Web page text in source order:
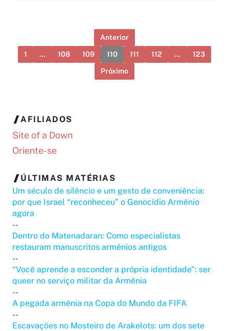
Anterior
1 … 108 109 110 111 112 … 123
Próximo
AFILIADOS
Site of a Down
Oriente-se
ÚLTIMAS MATÉRIAS
Um século de silêncio e um gesto de conveniência:
por que Israel “reconheceu” o Genocídio Armênio
agora
--
Dentro do Matenadaran: Como especialistas
restauram manuscritos armênios antigos
--
“Você aprende a esconder a própria identidade”: ser
queer no serviço militar da Armênia
--
A pegada armênia na Copa do Mundo da FIFA
--
Escavações no Mosteiro de Arakelots: um dos sete